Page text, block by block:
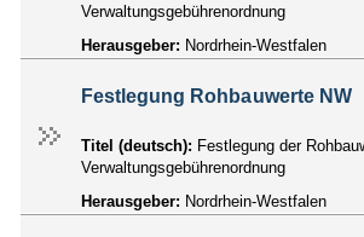
Verwaltungsgebührenordnung
Herausgeber: Nordrhein-Westfalen
Festlegung Rohbauwerte NW
Titel (deutsch): Festlegung der
Verwaltungsgebührenordnung
Herausgeber: Nordrhein-Westfalen